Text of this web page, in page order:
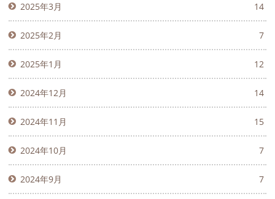
2025年3月 14
2025年2月 7
2025年1月 12
2024年12月 14
2024年11月 15
2024年10月 7
2024年9月 7